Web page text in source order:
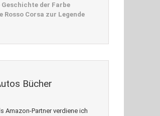
Geschichte der Farbe
Rosso Corsa zur Legende
Bücher
Amazon-Partner verdiene ich